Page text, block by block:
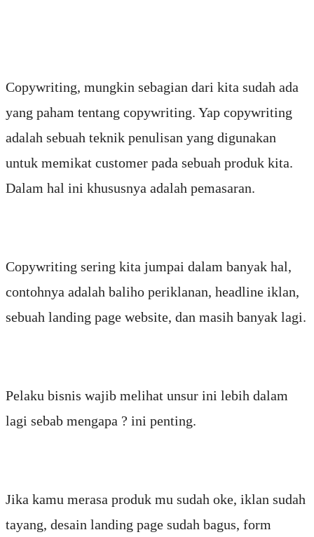
Copywriting, mungkin sebagian dari kita sudah ada
yang paham tentang copywriting. Yap copywriting
adalah sebuah teknik penulisan yang digunakan
untuk memikat customer pada sebuah produk kita.
Dalam hal ini khususnya adalah pemasaran.
Copywriting sering kita jumpai dalam banyak hal,
contohnya adalah baliho periklanan, headline iklan,
sebuah landing page website, dan masih banyak lagi.
Pelaku bisnis wajib melihat unsur ini lebih dalam
lagi sebab mengapa ? ini penting.
Jika kamu merasa produk mu sudah oke, iklan sudah
tayang, desain landing page sudah bagus, form